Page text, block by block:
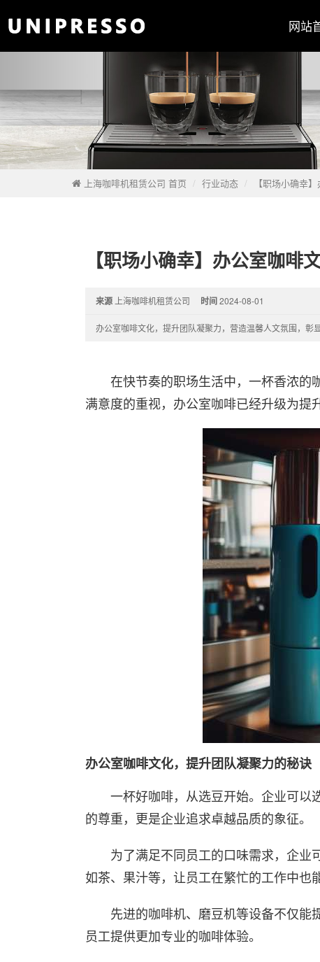
网站
上海咖啡机租赁公司 首页 行业动态 【职场小确幸
【职场小确幸】办公室咖啡
来源 上海咖啡机租赁公司 时间2024-08-01
办公室咖啡文化，提升团队凝聚力，营造温馨人文氛围，彰
在快节奏的职场生活中，一杯香浓的
满意度的重视，办公室咖啡已经升级为提
办公室咖啡文化，提升团队凝聚力的秘诀
一杯好咖啡，从选豆开始。企业可以
的尊重，更是企业追求卓越品质的象征。
为了满足不同员工的口味需求，企业
如茶、果汁等，让员工在繁忙的工作中也
先进的咖啡机、磨豆机等设备不仅能
员工提供更加专业的咖啡体验。